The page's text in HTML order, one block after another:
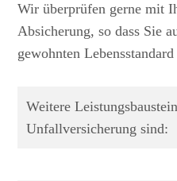
Wir überprüfen gerne mit
Absicherung, so dass Sie
gewohnten
Weitere
Unfallversicherung sind: